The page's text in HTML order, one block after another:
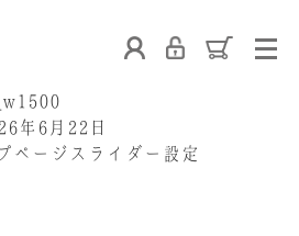
年6月22日
ージスライダー設定